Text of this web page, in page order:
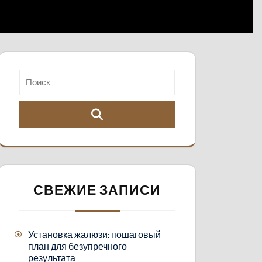
СВЕЖИЕ ЗАПИСИ
Установка жалюзи: пошаговый
план для безупречного
результата